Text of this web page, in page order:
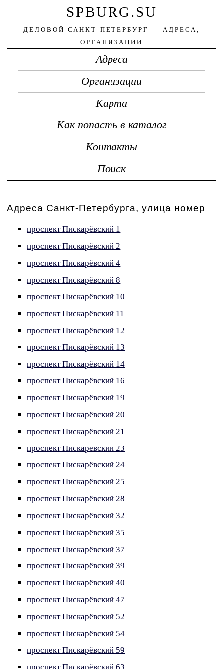
SPBURG.SU
ДЕЛОВОЙ САНКТ-ПЕТЕРБУРГ — АДРЕСА,
ОРГАНИЗАЦИИ
Адреса
Организации
Карта
Как попасть в каталог
Контакты
Поиск
Адреса Санкт-Петербурга, улица номер
проспект Пискарёвский 1
проспект Пискарёвский 2
проспект Пискарёвский 4
проспект Пискарёвский 8
проспект Пискарёвский 10
проспект Пискарёвский 11
проспект Пискарёвский 12
проспект Пискарёвский 13
проспект Пискарёвский 14
проспект Пискарёвский 16
проспект Пискарёвский 19
проспект Пискарёвский 20
проспект Пискарёвский 21
проспект Пискарёвский 23
проспект Пискарёвский 24
проспект Пискарёвский 25
проспект Пискарёвский 28
проспект Пискарёвский 32
проспект Пискарёвский 35
проспект Пискарёвский 37
проспект Пискарёвский 39
проспект Пискарёвский 40
проспект Пискарёвский 47
проспект Пискарёвский 52
проспект Пискарёвский 54
проспект Пискарёвский 59
проспект Пискарёвский 63